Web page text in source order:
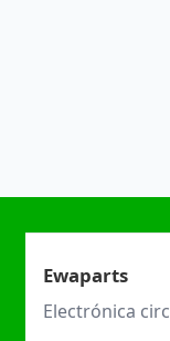
Ewaparts
Electrónica